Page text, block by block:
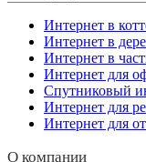
Интернет в
Интернет в
Интернет в
Интернет для
Спутниковый
Интернет для
Интернет для
О компании